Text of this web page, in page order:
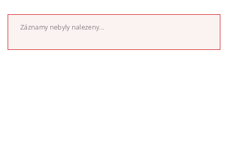
Záznamy nebyly nalezeny...